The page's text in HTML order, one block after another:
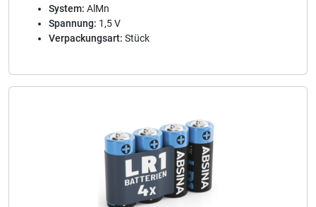
System: AlMn
Spannung: 1,5 V
Verpackungsart: Stück